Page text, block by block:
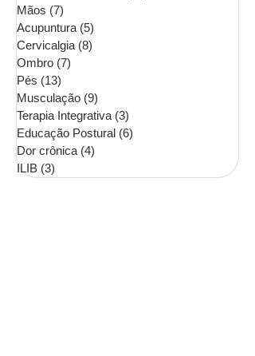
Mãos (7)
Acupuntura (5)
Cervicalgia (8)
Ombro (7)
Pés (13)
Musculação (9)
Terapia Integrativa (3)
Educação Postural (6)
Dor crônica (4)
ILIB (3)